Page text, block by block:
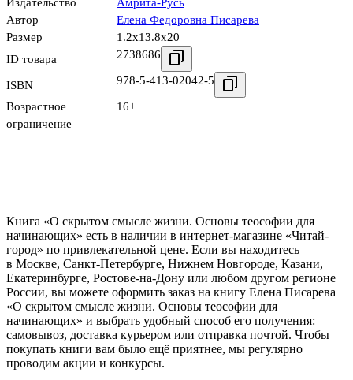
Издательство
Амрита-Русь
Автор
Елена Федоровна Писарева
Размер
1.2x13.8x20
ID товара
2738686
ISBN 978-5-413-02042-5
Возрастное
ограничение
16+
Книга «О скрытом смысле жизни. Основы теософии для
начинающих» есть в наличии в интернет-магазине «Читай-
город» по привлекательной цене. Если вы находитесь
в Москве, Санкт-Петербурге, Нижнем Новгороде, Казани,
Екатеринбурге, Ростове-на-Дону или любом другом регионе
России, вы можете оформить заказ на книгу Елена Писарева
«О скрытом смысле жизни. Основы теософии для
начинающих» и выбрать удобный способ его получения:
самовывоз, доставка курьером или отправка почтой. Чтобы
покупать книги вам было ещё приятнее, мы регулярно
проводим акции и конкурсы.